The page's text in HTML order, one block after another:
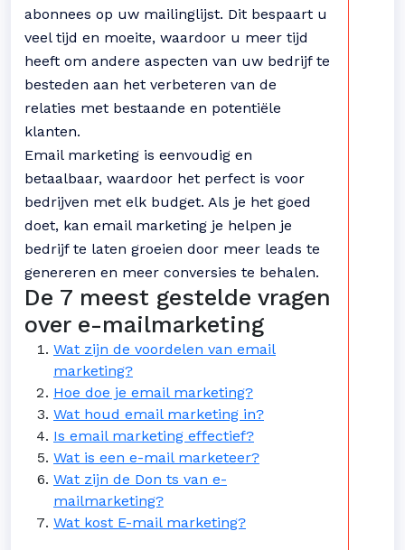
abonnees op uw mailinglijst. Dit bespaart u
veel tijd en moeite, waardoor u meer tijd
heeft om andere aspecten van uw bedrijf te
besteden aan het verbeteren van de
relaties met bestaande en potentiële
klanten.
Email marketing is eenvoudig en
betaalbaar, waardoor het perfect is voor
bedrijven met elk budget. Als je het goed
doet, kan email marketing je helpen je
bedrijf te laten groeien door meer leads te
genereren en meer conversies te behalen.
De 7 meest gestelde vragen
over e-mailmarketing
Wat zijn de voordelen van email
marketing?
Hoe doe je email marketing?
Wat houd email marketing in?
Is email marketing effectief?
Wat is een e-mail marketeer?
Wat zijn de Don ts van e-
mailmarketing?
Wat kost E-mail marketing?